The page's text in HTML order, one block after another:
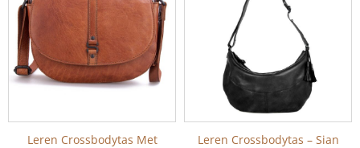
Leren Crossbodytas Met
Leren Crossbodytas – Sian